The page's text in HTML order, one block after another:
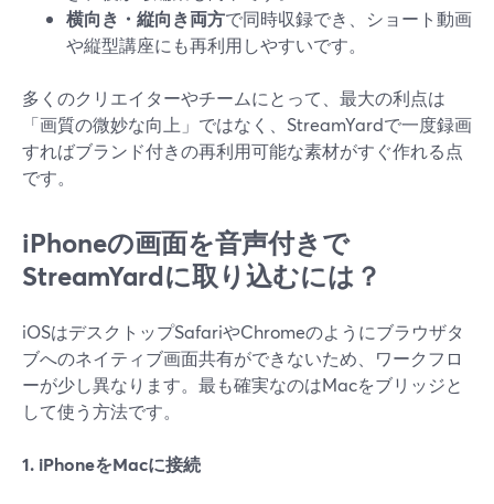
横向き・縦向き両方で同時収録でき、ショート動画
や縦型講座にも再利用しやすいです。
多くのクリエイターやチームにとって、最大の利点は
「画質の微妙な向上」ではなく、StreamYardで一度録画
すればブランド付きの再利用可能な素材がすぐ作れる点
です。
iPhoneの画面を音声付きで
StreamYardに取り込むには？
iOSはデスクトップSafariやChromeのようにブラウザタ
ブへのネイティブ画面共有ができないため、ワークフロ
ーが少し異なります。最も確実なのはMacをブリッジと
して使う方法です。
1. iPhoneをMacに接続